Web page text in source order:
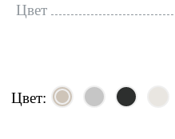
Цвет
Цвет: